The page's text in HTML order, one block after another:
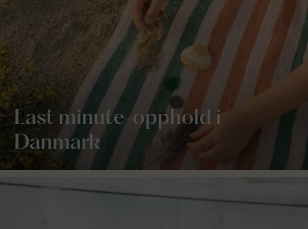
Last minute-opphold i
Danmark